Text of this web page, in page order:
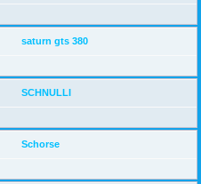
saturn gts 380
SCHNULLI
Schorse